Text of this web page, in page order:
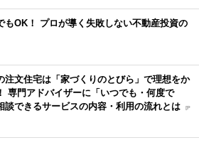
もOK！ プロが導く失敗しない不動産投資の
注文住宅は「家づくりのとびら」で理想をか
専門アドバイザーに「いつでも・何度で
談できるサービスの内容・利用の流れとは [P